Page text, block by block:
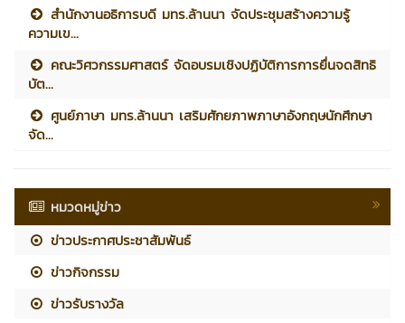
สำนักงานอธิการบดี มทร.ล้านนา จัดประชุมสร้างความรู้
ความเข...
คณะวิศวกรรมศาสตร์ จัดอบรมเชิงปฏิบัติการการยื่นจดสิทธิ
บัต...
ศูนย์ภาษา มทร.ล้านนา เสริมศักยภาพภาษาอังกฤษนักศึกษา
จัด...
หมวดหมู่ข่าว
ข่าวประกาศประชาสัมพันธ์
ข่าวกิจกรรม
ข่าวรับรางวัล